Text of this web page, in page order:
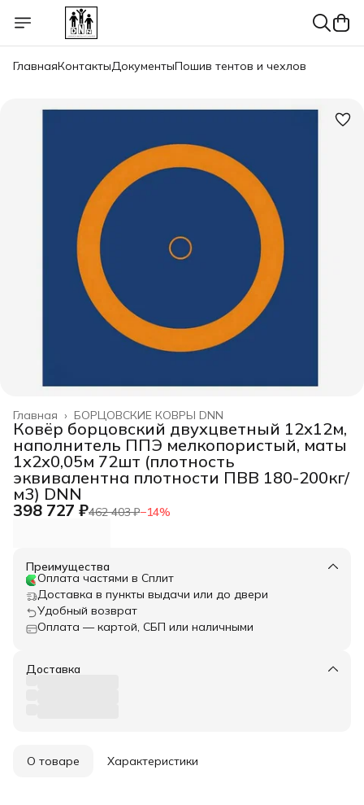
ГлавнаяКонтактыДокументыПошив тентов и чехлов
БОРЦОВСКИЕ КОВРЫ DNN
Главная ›
Ковёр борцовский двухцветный 12х12м,
наполнитель ППЭ мелкопористый, маты
1х2х0,05м 72шт (плотность
эквивалентна плотности ПВВ 180-200кг/
м3) DNN
398 727 ₽462 403 ₽−14%
Преимущества
Оплата частями в Сплит
Доставка в пункты выдачи или до двери
Удобный возврат
Оплата — картой, СБП или наличными
Доставка
О товаре Характеристики